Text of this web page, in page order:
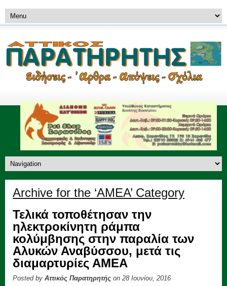
Archive for the ‘ΑΜΕΑ’ Category
Τελικά τοποθέτησαν την
ηλεκτροκίνητη ράμπα
κολύμβησης στην παραλία των
Αλυκών Αναβύσσου, μετά τις
διαμαρτυρίες ΑΜΕΑ
Posted by Αττικός Παρατηρητής on 28 Ιουνίου, 2016